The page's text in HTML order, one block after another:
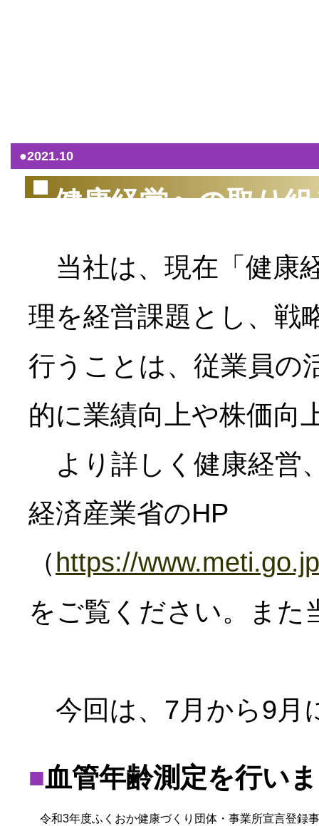
●2021.10
健康経営への取り
当社は、現在「健康
理を経営課題とし、戦
行うことは、従業員の
的に業績向上や株価向
より詳しく健康経営
経済産業省のHP
（https://
をご覧ください。また
今回は、7月から9月
■血管年齢測定を行い
令和3年度ふくおか健康づくり団体・事業所宣言登録